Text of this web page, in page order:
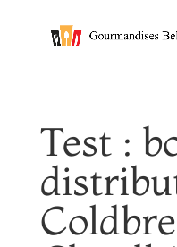
Test :